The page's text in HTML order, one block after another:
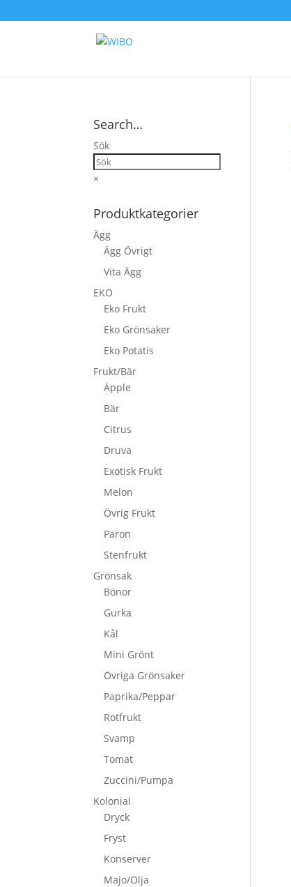
Search…
Sök
×
Produktkategorier
Ägg
Ägg Övrigt
Vita Ägg
EKO
Eko Frukt
Eko Grönsaker
Eko Potatis
Frukt/Bär
Äpple
Bär
Citrus
Druva
Exotisk Frukt
Melon
Övrig Frukt
Päron
Stenfrukt
Grönsak
Bönor
Gurka
Kål
Mini Grönt
Övriga Grönsaker
Paprika/Peppar
Rotfrukt
Svamp
Tomat
Zuccini/Pumpa
Kolonial
Dryck
Fryst
Konserver
Majo/Olja